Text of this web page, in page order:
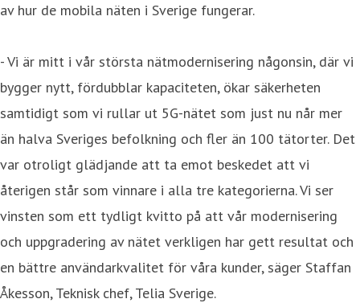
av hur de mobila näten i Sverige fungerar.
- Vi är mitt i vår största nätmodernisering någonsin, där vi
bygger nytt, fördubblar kapaciteten, ökar säkerheten
samtidigt som vi rullar ut 5G-nätet som just nu når mer
än halva Sveriges befolkning och fler än 100 tätorter. Det
var otroligt glädjande att ta emot beskedet att vi
återigen står som vinnare i alla tre kategorierna. Vi ser
vinsten som ett tydligt kvitto på att vår modernisering
och uppgradering av nätet verkligen har gett resultat och
en bättre användarkvalitet för våra kunder, säger Staffan
Åkesson, Teknisk chef, Telia Sverige.